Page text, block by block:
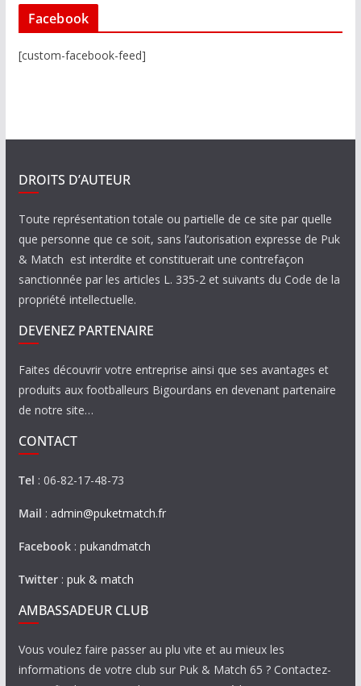
Facebook
[custom-facebook-feed]
DROITS D’AUTEUR
Toute représentation totale ou partielle de ce site par quelle
que personne que ce soit, sans l’autorisation expresse de Puk
& Match est interdite et constituerait une contrefaçon
sanctionnée par les articles L. 335-2 et suivants du Code de la
propriété intellectuelle.
DEVENEZ PARTENAIRE
Faites découvrir votre entreprise ainsi que ses avantages et
produits aux footballeurs Bigourdans en devenant partenaire
de notre site…
CONTACT
Tel : 06-82-17-48-73
Mail : admin@puketmatch.fr
Facebook: pukandmatch
Twitter: puk & match
AMBASSADEUR CLUB
Vous voulez faire passer au plu vite et au mieux les
informations de votre club sur Puk & Match 65 ? Contactez-